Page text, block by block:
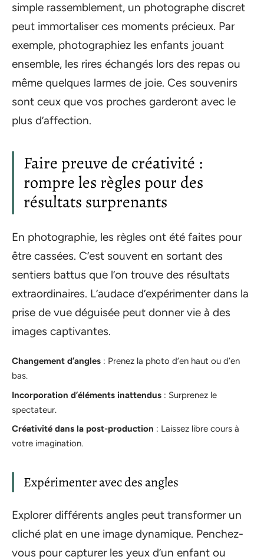
simple rassemblement, un photographe discret
peut immortaliser ces moments précieux. Par
exemple, photographiez les enfants jouant
ensemble, les rires échangés lors des repas ou
même quelques larmes de joie. Ces souvenirs
sont ceux que vos proches garderont avec le
plus d’affection.
Faire preuve de créativité :
rompre les règles pour des
résultats surprenants
En photographie, les règles ont été faites pour
être cassées. C’est souvent en sortant des
sentiers battus que l’on trouve des résultats
extraordinaires. L’audace d’expérimenter dans la
prise de vue déguisée peut donner vie à des
images captivantes.
Changement d’angles : Prenez la photo d’en haut ou d’en
bas.
Incorporation d’éléments inattendus : Surprenez le
spectateur.
Créativité dans la post-production : Laissez libre cours à
votre imagination.
Expérimenter avec des angles
Explorer différents angles peut transformer un
cliché plat en une image dynamique. Penchez-
vous pour capturer les yeux d’un enfant ou